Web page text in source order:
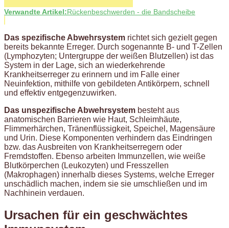
Verwandte Artikel:Rückenbeschwerden - die Bandscheibe
Das spezifische Abwehrsystem richtet sich gezielt gegen
bereits bekannte Erreger. Durch sogenannte B- und T-Zellen
(Lymphozyten; Untergruppe der weißen Blutzellen) ist das
System in der Lage, sich an wiederkehrende
Krankheitserreger zu erinnern und im Falle einer
Neuinfektion, mithilfe von gebildeten Antikörpern, schnell
und effektiv entgegenzuwirken.
Das unspezifische Abwehrsystem besteht aus
anatomischen Barrieren wie Haut, Schleimhäute,
Flimmerhärchen, Tränenflüssigkeit, Speichel, Magensäure
und Urin. Diese Komponenten verhindern das Eindringen
bzw. das Ausbreiten von Krankheitserregern oder
Fremdstoffen. Ebenso arbeiten Immunzellen, wie weiße
Blutkörperchen (Leukozyten) und Fresszellen
(Makrophagen) innerhalb dieses Systems, welche Erreger
unschädlich machen, indem sie sie umschließen und im
Nachhinein verdauen.
Ursachen für ein geschwächtes